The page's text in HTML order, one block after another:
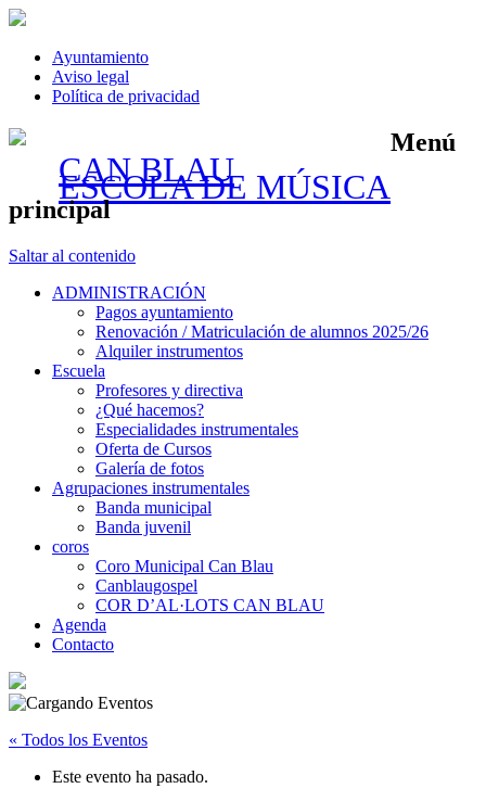
Ayuntamiento
Aviso legal
Política de privacidad
CAN BLAU
ESCOLA DE MÚSICA
Menú
principal
Saltar al contenido
ADMINISTRACIÓN
Pagos ayuntamiento
Renovación / Matriculación de alumnos 2025/26
Alquiler instrumentos
Escuela
Profesores y directiva
¿Qué hacemos?
Especialidades instrumentales
Oferta de Cursos
Galería de fotos
Agrupaciones instrumentales
Banda municipal
Banda juvenil
coros
Coro Municipal Can Blau
Canblaugospel
COR D’AL·LOTS CAN BLAU
Agenda
Contacto
« Todos los Eventos
Este evento ha pasado.